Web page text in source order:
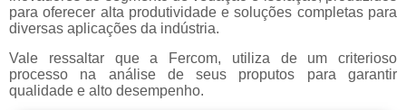
para oferecer alta produtividade e soluções completas para
diversas aplicações da indústria.
Vale ressaltar que a Fercom, utiliza de um criterioso
processo na análise de seus proputos para garantir
qualidade e alto desempenho.